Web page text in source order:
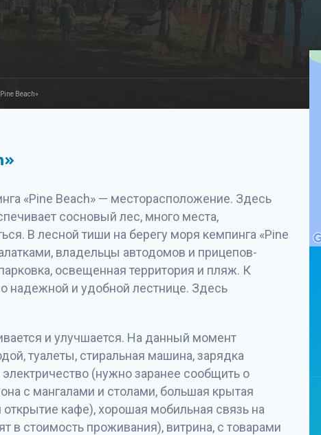
Beach»
«Pine Beach» — месторасположение. Здесь
сосновый лес, много места,
В лесной тиши на берегу моря кемпинга «Pine
владельцы автодомов и прицепов-
освещенная территория и пляж. К
надежной и удобной лестнице. Здесь
и улучшается. На данный момент
туалеты, стиральная машина, зарядка
(нужно заранее сообщить о
с мангалами и столами, большая крытая
кафе), хорошая мобильная связь на
в стоимость проживания), витрина, с товарами